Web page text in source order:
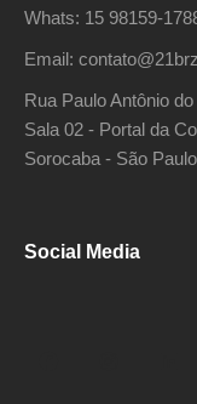
Whats: 15 98159-
Email:
Rua Paulo Antônio
Sala 02 - Portal da
Sorocaba - São Paulo
Social Media